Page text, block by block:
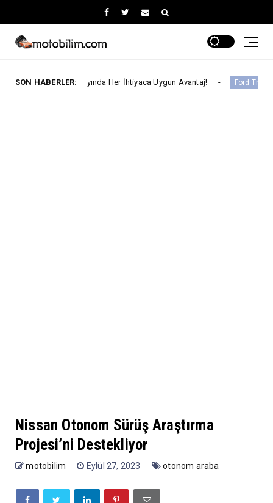
SON HABERLER:
Ayında Her İhtiyaca Uygun Avantaj! Ford Trucks Ford
Nissan Otonom Sürüş Araştırma
Projesi’ni Destekliyor
motobilim Eylül 27, 2023 otonom araba